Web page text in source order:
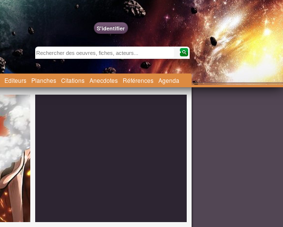
S'identifier
Editeurs Planches Citations Anecdotes Références Agenda